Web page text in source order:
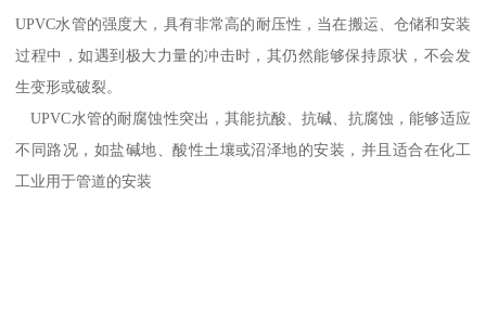
UPVC水管的强度大，具有非常高的耐压性，当在搬运、仓储和安装
过程中，如遇到极大力量的冲击时，其仍然能够保持原状，不会发
生变形或破裂。
UPVC水管的耐腐蚀性突出，其能抗酸、抗碱、抗腐蚀，能够适应
不同路况，如盐碱地、酸性土壤或沼泽地的安装，并且适合在化工
工业用于管道的安装